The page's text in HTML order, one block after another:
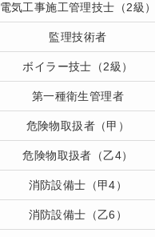
電気工事施工管理技士（2級）
監理技術者
ボイラー技士（2級）
第一種衛生管理者
危険物取扱者（甲）
危険物取扱者（乙4）
消防設備士（甲4）
消防設備士（乙6）